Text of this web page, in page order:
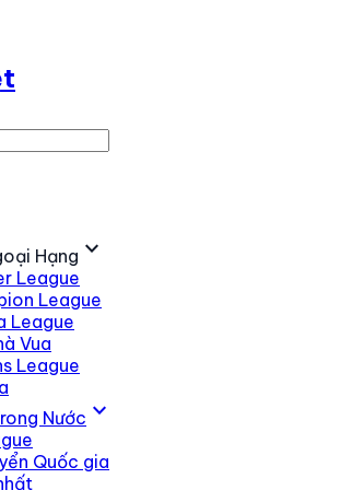
Hạng expand_more
League
League
League
Vua
League
Nước expand_more
Quốc gia